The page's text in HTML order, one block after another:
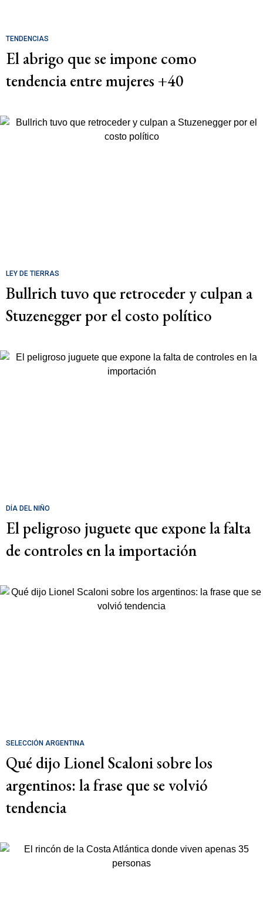
TENDENCIAS
El abrigo que se impone como
tendencia entre mujeres +40
LEY DE TIERRAS
Bullrich tuvo que retroceder y culpan a
Stuzenegger por el costo político
DÍA DEL NIÑO
El peligroso juguete que expone la falta
de controles en la importación
SELECCIÓN ARGENTINA
Qué dijo Lionel Scaloni sobre los
argentinos: la frase que se volvió
tendencia